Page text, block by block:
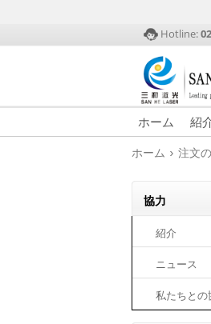
Hotline:
ホーム 紹
ホーム › 注文
協力
紹介
ニュース
私たちとの